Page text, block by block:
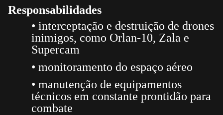
Responsabilidades
• interceptação e destruição de drones
inimigos, como Orlan-10, Zala e
Supercam
• monitoramento do espaço aéreo
• manutenção de equipamentos
técnicos em constante prontidão para
combate